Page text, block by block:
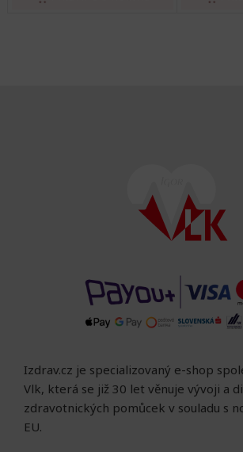
Izdrav.cz je specializovaný e-shop
Vlk, která se již 30 let věnuje vývoji a
zdravotnických pomůcek v souladu s
EU.